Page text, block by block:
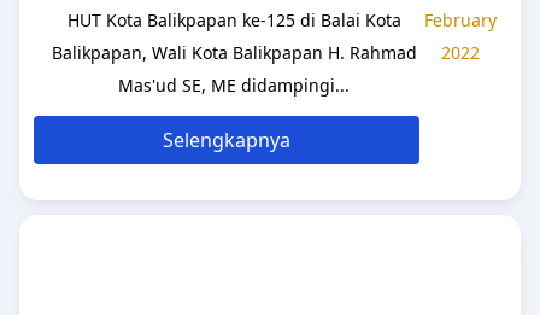
HUT Kota Balikpapan ke-125 di Balai Kota
Balikpapan, Wali Kota Balikpapan H. Rahmad
Mas'ud SE, ME didampingi...
February
2022
Selengkapnya